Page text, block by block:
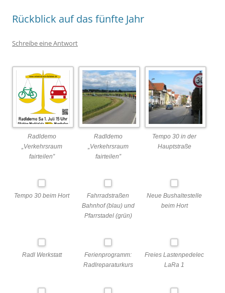
Rückblick auf das fünfte Jahr
Schreibe eine Antwort
Radldemo
„Verkehrsraum
fairteilen”
Radldemo
„Verkehrsraum
fairteilen”
Tempo 30 in der
Hauptstraße
Tempo 30 beim Hort
Fahrradstraßen
Bahnhof (blau) und
Pfarrstadel (grün)
Neue Bushaltestelle
beim Hort
Radl Werkstatt
Ferienprogramm:
Radlreparaturkurs
Freies Lastenpedelec
LaRa 1